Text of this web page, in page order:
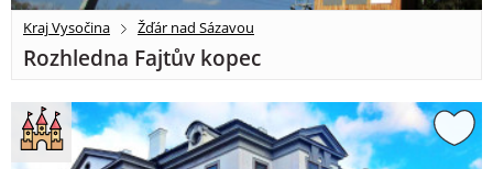
Kraj Vysočina Žďár nad Sázavou
Rozhledna Fajtův kopec